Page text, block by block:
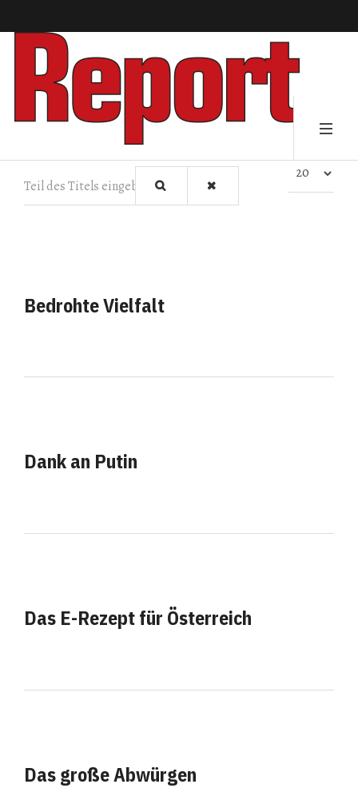
Teil des Titels eingeben Anzeige #
Bedrohte Vielfalt
Dank an Putin
Das E-Rezept für Österreich
Das große Abwürgen